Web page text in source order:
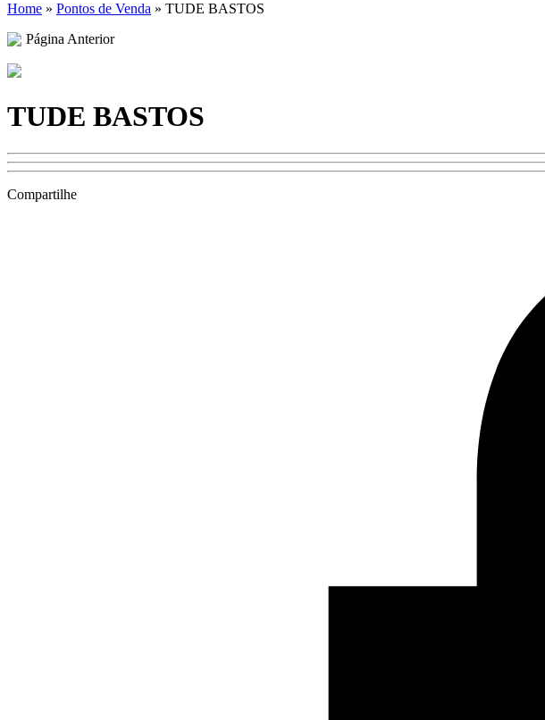
Home » Pontos de Venda » TUDE BASTOS
Página Anterior
TUDE BASTOS
Compartilhe